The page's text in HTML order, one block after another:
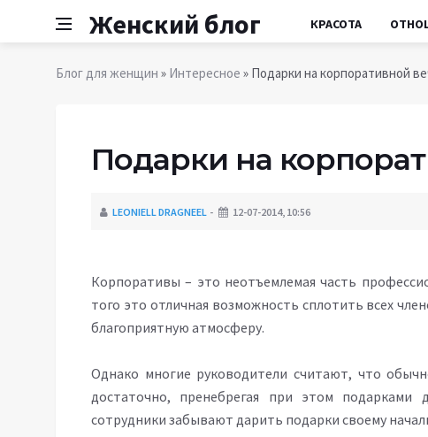
Женский блог КРАСОТА
Блог для женщин » Интересное » Подарки на корпоративной
Подарки на
LEONIELL DRAGNEEL 12-07-2014, 10:56
Корпоративы – это неотъемлемая часть
того это отличная возможность сплотить всех
благоприятную атмосферу.
Однако многие руководители считают, что
достаточно, пренебрегая при этом подарками
сотрудники забывают дарить подарки своему